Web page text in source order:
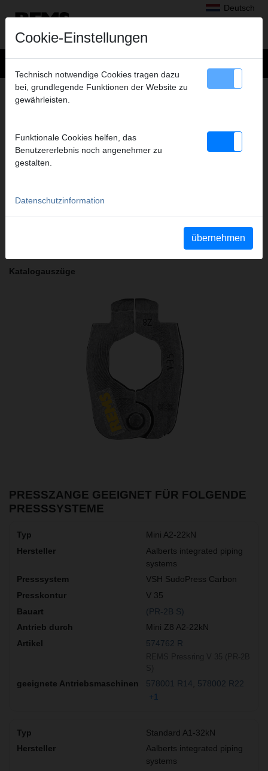
Deutsch
Produkte>Radialpressen>
REMS Presszangen Mini A2-22kN/Pressringe
(PR-2B S)
Art.-Nr. 574762 R
Pressring S, stufenlos schwenkbar. Antrieb durch Zwischenzange
Sicherheitshinweis
Sicherheitshinweise PZ/PR/ZZ/PZ E01/Kabelschere
Katalogauszüge
PRESSZANGE GEEIGNET FÜR FOLGENDE
PRESSSYSTEME
Mini A2-22kN
Aalberts integrated piping
systems
VSH SudoPress Carbon
V 35
(PR-2B S)
Mini Z8 A2-22kN
574762 R
578001 R14
578002 R22
+1
Standard A1-32kN
Aalberts integrated piping
systems
Cookie-Einstellungen
Technisch notwendige Cookies tragen dazu
bei, grundlegende Funktionen der Website zu
gewährleisten.
Funktionale Cookies helfen, das
Benutzererlebnis noch angenehmer zu
gestalten.
Datenschutzinformation
übernehmen